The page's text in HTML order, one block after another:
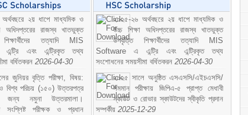
২য় ধাপে মাধ্যমিক ও
অধিদপ্তরের রাজস্ব খাতভুক্ত
তত্যাদি MIS
এবং এন্ট্রিকৃত তথ্য
বর্ধিতকরন 2026-04-30
জুনিয়র বৃত্তি পরীক্ষা, বিষয়:
ও বিশ্ব পরিচয় (১৫০) উত্তরপত্র
জন্য নমুনা উত্তরমালা।
সংশ্লিষ্ট পরীক্ষক ও প্রধান
২০২৫-২৬ অর্থবছরে ২য় ধাপে মাধ্যমিক ও
উচ্চ শিক্ষা অধিদপ্তরের রাজস্ব খাতভুক্ত
উপবৃত্তি শিক্ষার্থীদের তত্যাদি MIS
Software এ এন্ট্রি এবং এন্ট্রিকৃত তথ্য
সংশোধনের সময়সীমা বর্ধিতকরন 2026-04-30
২০২৫ সালে অনুষ্ঠিত এসএসসি/এইচএসসি/
সমমান পরীক্ষায় জিপিএ-৫ প্রাপ্ত মেধাবী
স্কাউট ও রোভার স্কাউটদের স্বীকৃতি প্রদান
সম্পর্কীয় 2025-12-29